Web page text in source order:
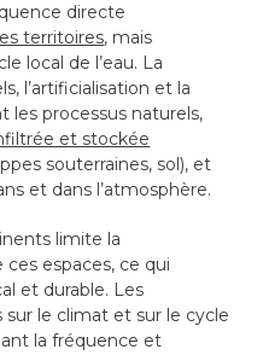
directe
territoires, mais
local de l’eau. La
l’artificialisation et la
les processus naturels,
et stockée
souterraines, sol), et
et dans l’atmosphère.
limite la
espaces, ce qui
et durable. Les
le climat et sur le cycle
la fréquence et